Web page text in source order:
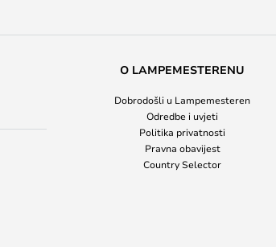
O LAMPEMESTERENU
Dobrodošli u Lampemesteren
Odredbe i uvjeti
Politika privatnosti
Pravna obavijest
Country Selector